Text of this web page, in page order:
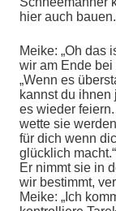
hier auch
Meike: „Oh das
wir am Ende bei
„Wenn es
kannst du
es wieder feiern.
wette sie
für dich wenn
glücklich macht.“
Er nimmt sie in
wir bestimmt,
Meike: „Ich